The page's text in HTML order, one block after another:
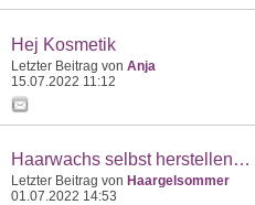
Hej Kosmetik
Letzter Beitrag von Anja
15.07.2022 11:12
Haarwachs selbst herstellen…
Letzter Beitrag von Haargelsommer
01.07.2022 14:53